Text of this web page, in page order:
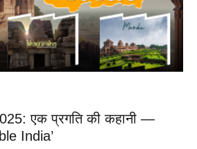
एक प्रगति की कहानी —
India’